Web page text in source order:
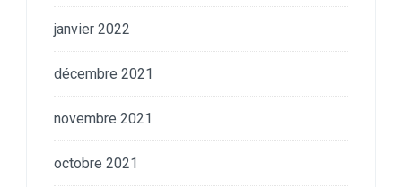
janvier 2022
décembre 2021
novembre 2021
octobre 2021